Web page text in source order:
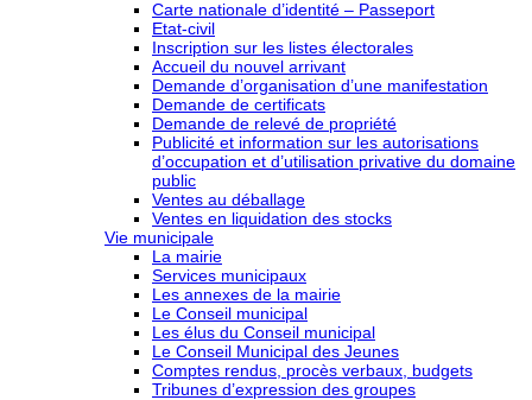
Carte nationale d’identité – Passeport
Etat-civil
Inscription sur les listes électorales
Accueil du nouvel arrivant
Demande d’organisation d’une manifestation
Demande de certificats
Demande de relevé de propriété
Publicité et information sur les autorisations
d’occupation et d’utilisation privative du domaine
public
Ventes au déballage
Ventes en liquidation des stocks
Vie municipale
La mairie
Services municipaux
Les annexes de la mairie
Le Conseil municipal
Les élus du Conseil municipal
Le Conseil Municipal des Jeunes
Comptes rendus, procès verbaux, budgets
Tribunes d’expression des groupes